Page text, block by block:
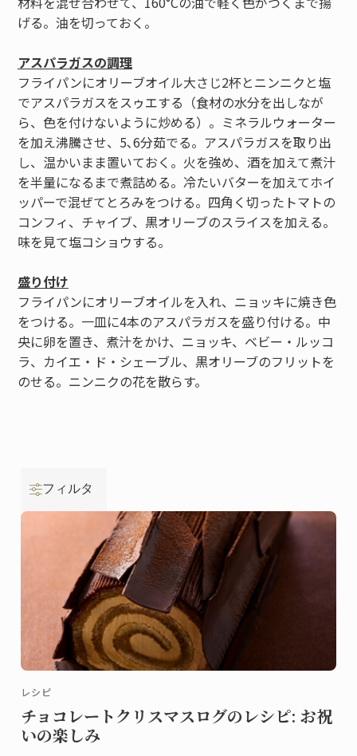
げる。油を切っておく。
アスパラガスの調理
フライパンにオリーブオイル大さじ2杯とニンニクと塩
でアスパラガスをスゥエする（食材の水分を出しなが
ら、色を付けないように炒める）。ミネラルウォーター
を加え沸騰させ、5､6分茹でる。アスパラガスを取り出
し、温かいまま置いておく。火を強め、酒を加えて煮汁
を半量になるまで煮詰める。冷たいバターを加えてホイ
ッパーで混ぜてとろみをつける。四角く切ったトマトの
コンフィ、チャイブ、黒オリーブのスライスを加える。
味を見て塩コショウする。
盛り付け
フライパンにオリーブオイルを入れ、ニョッキに焼き色
をつける。一皿に4本のアスパラガスを盛り付ける。中
央に卵を置き、煮汁をかけ、ニョッキ、ベビー・ルッコ
ラ、カイエ・ド・シェーブル、黒オリーブのフリットを
のせる。ニンニクの花を散らす。
フィルタ
レシピ
チョコレートクリスマスログのレシピ: お祝
いの楽しみ